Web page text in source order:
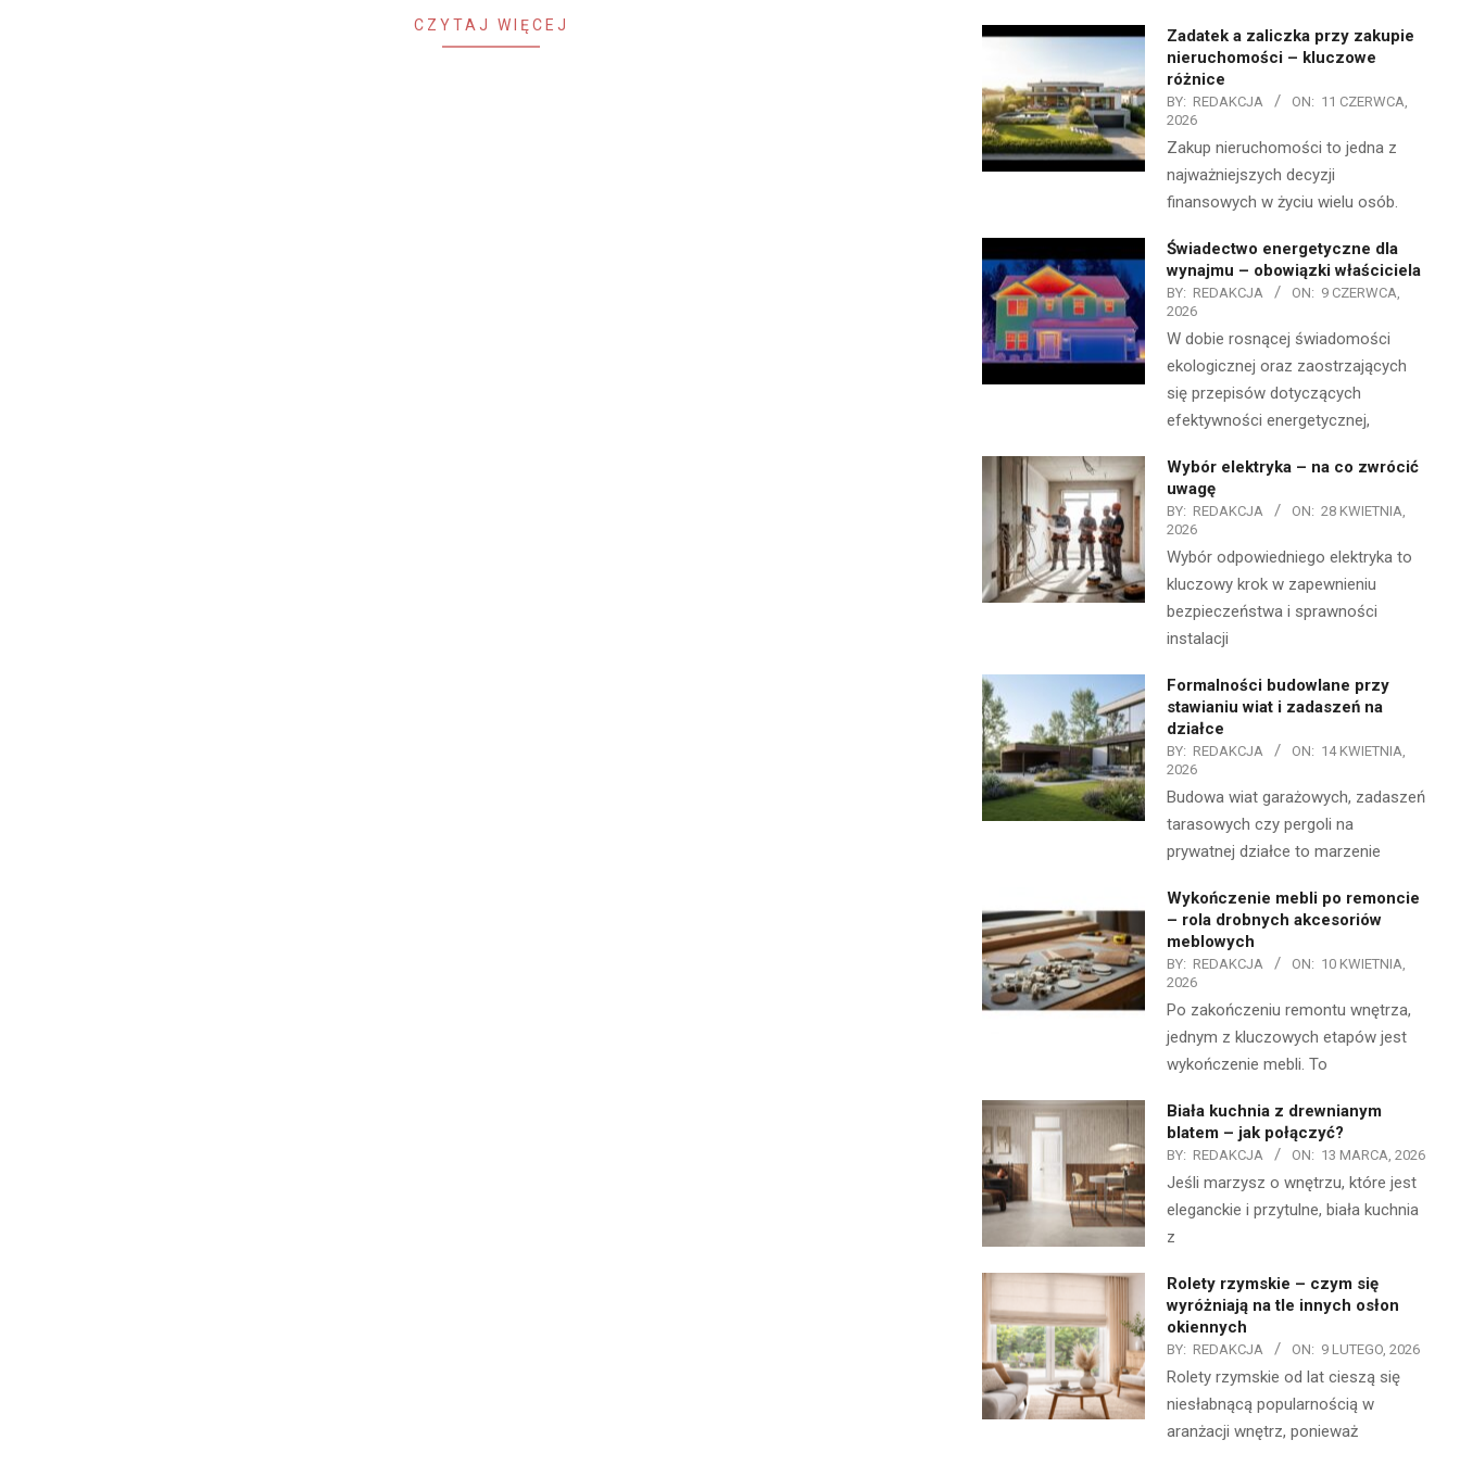
CZYTAJ WIĘCEJ
Zadatek a zaliczka przy zakupie
nieruchomości – kluczowe
różnice
BY: REDAKCJA ON: 11 CZERWCA,
2026
Zakup nieruchomości to jedna z
najważniejszych decyzji
finansowych w życiu wielu osób.
Świadectwo energetyczne dla
wynajmu – obowiązki właściciela
BY: REDAKCJA ON: 9 CZERWCA,
2026
W dobie rosnącej świadomości
ekologicznej oraz zaostrzających
się przepisów dotyczących
efektywności energetycznej,
Wybór elektryka – na co zwrócić
uwagę
BY: REDAKCJA ON: 28 KWIETNIA,
2026
Wybór odpowiedniego elektryka to
kluczowy krok w zapewnieniu
bezpieczeństwa i sprawności
instalacji
Formalności budowlane przy
stawianiu wiat i zadaszeń na
działce
BY: REDAKCJA ON: 14 KWIETNIA,
2026
Budowa wiat garażowych, zadaszeń
tarasowych czy pergoli na
prywatnej działce to marzenie
Wykończenie mebli po remoncie
– rola drobnych akcesoriów
meblowych
BY: REDAKCJA ON: 10 KWIETNIA,
2026
Po zakończeniu remontu wnętrza,
jednym z kluczowych etapów jest
wykończenie mebli. To
Biała kuchnia z drewnianym
blatem – jak połączyć?
BY: REDAKCJA ON: 13 MARCA, 2026
Jeśli marzysz o wnętrzu, które jest
eleganckie i przytulne, biała kuchnia
z
Rolety rzymskie – czym się
wyróżniają na tle innych osłon
okiennych
BY: REDAKCJA ON: 9 LUTEGO, 2026
Rolety rzymskie od lat cieszą się
niesłabnącą popularnością w
aranżacji wnętrz, ponieważ